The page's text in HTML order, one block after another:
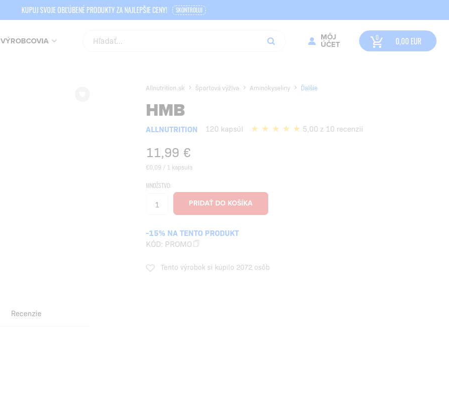
KUPUJ SVOJE OBĽÚBENÉ PRODUKTY ZA NAJLEPŠIE CENY! SKONTROLUJ
VÝROBCOVIA
MÔJ
ÚČET
0,00 EUR
Allnutrition.sk Športová výživa Aminokyseliny Ďalšie
HMB
ALLNUTRITION 120 kapsúl 5,00 z 10 recenzií
11,99 €
€0,09 / 1 kapsula
MNOŽSTVO:
-15% NA TENTO PRODUKT
KÓD: PROMO
Tento výrobok si kúpilo 2072 osôb
Recenzie